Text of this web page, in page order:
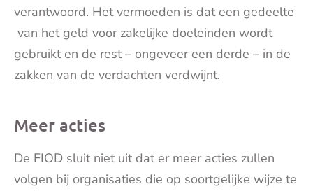
verantwoord. Het vermoeden is dat een gedeelte
van het geld voor zakelijke doeleinden wordt
gebruikt en de rest – ongeveer een derde – in de
zakken van de verdachten verdwijnt.
Meer acties
De FIOD sluit niet uit dat er meer acties zullen
volgen bij organisaties die op soortgelijke wijze te